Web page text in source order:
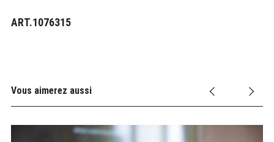
ART.1076315
Vous aimerez aussi